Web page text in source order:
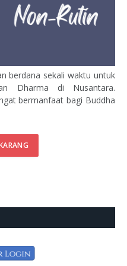
berdana sekali waktu untuk
Dharma di Nusantara.
bermanfaat bagi Buddha